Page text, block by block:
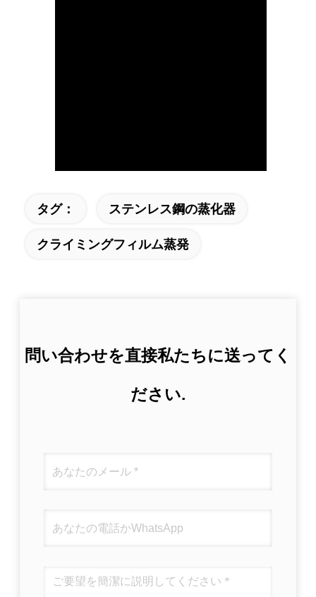
タグ： ステンレス鋼の蒸化器
クライミングフィルム蒸発
問い合わせを直接私たちに送ってく
ださい.